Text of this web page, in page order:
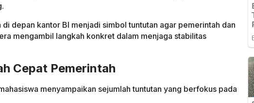
di depan kantor BI menjadi simbol tuntutan agar pemerintah dan
mengambil langkah konkret dalam menjaga stabilitas
Cepat Pemerintah
menyampaikan sejumlah tuntutan yang berfokus pada